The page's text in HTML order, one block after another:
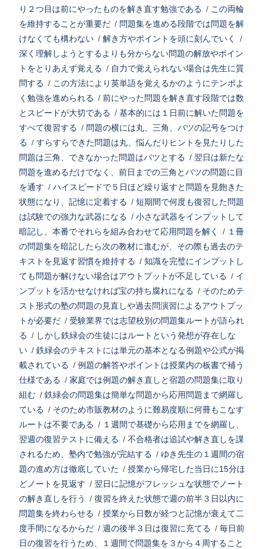
り２つ目は前にやったものを解き直す勉強である / この両輪
を維持することが重要だ / 問題集を進める段階では問題を解
けなくても構わない / 解き方やポイントを頭に刻んでいく
/
深く理解しようとするよりも分からない問題の解放やポイン
トをとりあえず覚える / 自力で覚えられない場合は先生に質
問する / この方法により英単語を覚えるかのようにテンポよ
く勉強を進められる / 前にやった問題を解き直す段階では数
とスピードが大切である / 基本的には１日前に解いた問題を
すべて復習する / 問題の横には丸、三角、バツの記号をつけ
る / すらすらできた問題は丸、悩んだりヒントを見たりした
問題は三角、できなかった問題はバツとする / 翌日は新たな
問題を進めるだけでなく、前日までの三角とバツの問題に目
を通す / ハイスピードで５日ほど繰り返すと問題を見飽きた
状態になり、記憶に定着する / 短期間で何度も復習した問題
は試験での強力な武器になる / 小さな武器をインプットして
暗記し、本番でそれらを組み合わせて応用問題を解く
/ １冊
の問題集を暗記したら次の教材に進むが、その際も過去のテ
キストを見返す習慣を維持する / 知識を完璧にインプットし
ても問題が解けない場合はアウトプットが不足している / イ
ンプットを活かせなければ宝の持ち腐れになる / そのためテ
スト形式の塾の問題の見直しや過去問演習によるアウトプッ
トが必要だ / 受験業界では志望校別の問題集ルートが語られ
る / しかし鉄緑会の生徒にはルートという発想が存在しな
い / 鉄緑会のテキストには単元の基本となる例題や公式が掲
載されている / 例題の解答やポイントは授業内の板書で補う
仕様である / 家庭では例題の解き直しと宿題の問題集に取り
組む / 鉄緑会の問題集は簡単な問題から応用問題まで網羅し
ている / そのため市販教材のように難易度順に何冊もこなす
ルートは不要である / １週間で基礎から応用までを網羅し、
翌週の復習テストに備える / 不合格者は追試や解き直しを課
されるため、塾内で勉強が完結する / ゆき先生の１週間の宿
題の進め方は徹底していた / 授業から帰宅した当日に15分ほ
どノートを見返す / 翌日に記憶がフレッシュな状態でノート
の解き直しを行う
/ 復習を終えた状態で週の前半３日以内に
問題集を終わらせる / 授業から日数が経つと記憶が衰えて二
度手間になるからだ / 週の後半３日は復習に充てる / 毎日前
日の復習を行うため、１週間で問題集を３から４周すること